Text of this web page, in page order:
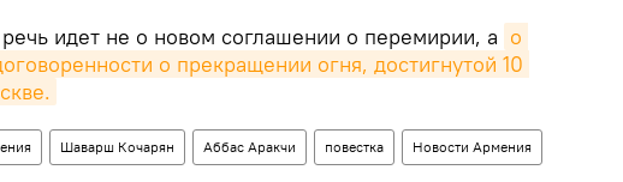
идет не о новом соглашении о перемирии, а о
о прекращении огня, достигнутой 10
Шаварш Кочарян Аббас Аракчи повестка Новости Армения